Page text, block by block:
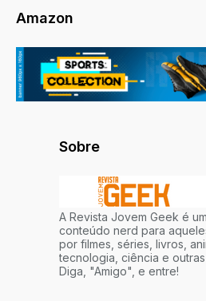
Amazon
Sobre
A Revista Jovem Geek é
conteúdo nerd para
por filmes, séries, livros,
tecnologia, ciência e outras
Diga, "Amigo", e entre!